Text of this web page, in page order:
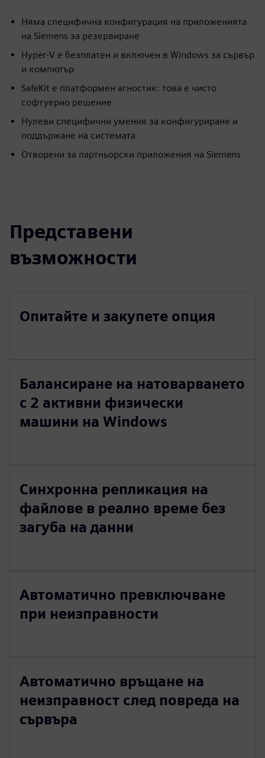
Няма специфична конфигурация на приложенията
на Siemens за резервиране
Hyper-V е безплатен и включен в Windows за сървър
и компютър
SafeKit е платформен агностик: това е чисто
софтуерно решение
Нулеви специфични умения за конфигуриране и
поддържане на системата
Отворени за партньорски приложения на Siemens
Представени
възможности
Опитайте и закупете опция
Балансиране на натоварването
с 2 активни физически
машини на Windows
Синхронна репликация на
файлове в реално време без
загуба на данни
Автоматично превключване
при неизправности
Автоматично връщане на
неизправност след повреда на
сървъра